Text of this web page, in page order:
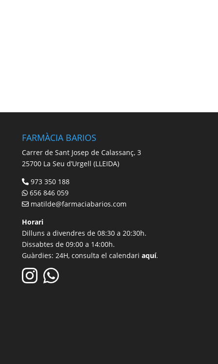
FARMÀCIA BARIOS
Carrer de Sant Josep de Calassanç, 3
25700 La Seu d’Urgell (LLEIDA)
973 350 188
656 846 059
matilde@farmaciabarios.com
Horari
Dilluns a divendres de 08:30 a 20:30h.
Dissabtes de 09:00 a 14:00h.
Guàrdies: 24H, consulta el calendari aquí.